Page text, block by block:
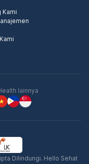
Kami
lainnya
Dilindungi. Hello Sehat